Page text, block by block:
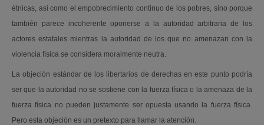
étnicas, así como el empobrecimiento continuo de los pobres, sino porque
también parece incoherente oponerse a la autoridad arbitraria de los
actores estatales mientras la autoridad de los que no amenazan con la
violencia física se considera moralmente neutra.
La objeción estándar de los libertarios de derechas en este punto podría
ser que la autoridad no se sostiene con la fuerza física o la amenaza de la
fuerza física no pueden justamente ser opuesta usando la fuerza física.
Pero esta objeción es un pretexto para llamar la atención.